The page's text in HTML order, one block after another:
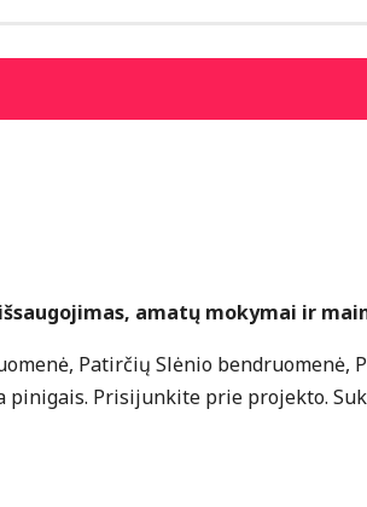
amatų mokymai ir
Patirčių Slėnio bendruomenė,
pinigais. Prisijunkite prie projekto.